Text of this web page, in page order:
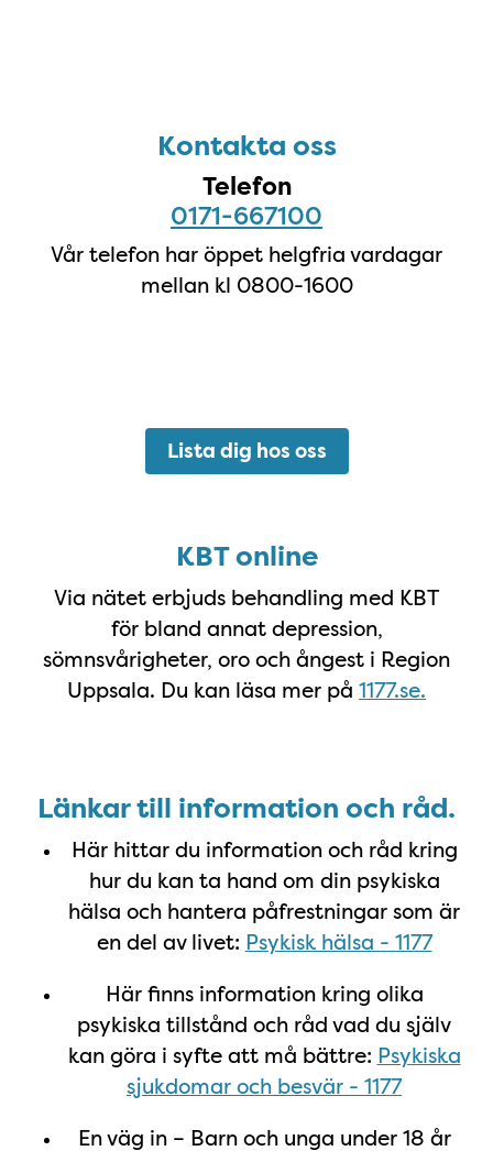
Kontakta oss
Telefon
0171-667100
Vår telefon har öppet helgfria vardagar
mellan kl 0800-1600
Lista dig hos oss
KBT online
Via nätet erbjuds behandling med KBT
för bland annat depression,
sömnsvårigheter, oro och ångest i Region
Uppsala. Du kan läsa mer på 1177.se.
Länkar till information och råd.
Här hittar du information och råd kring
hur du kan ta hand om din psykiska
hälsa och hantera påfrestningar som är
en del av livet: Psykisk hälsa - 1177
Här finns information kring olika
psykiska tillstånd och råd vad du själv
kan göra i syfte att må bättre: Psykiska
sjukdomar och besvär - 1177
En väg in – Barn och unga under 18 år